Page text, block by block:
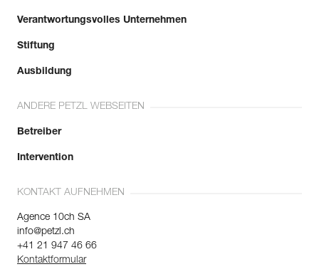
Verantwortungsvolles Unternehmen
Stiftung
Ausbildung
ANDERE PETZL WEBSEITEN
Betreiber
Intervention
KONTAKT AUFNEHMEN
Agence 10ch SA
info@petzl.ch
+41 21 947 46 66
Kontaktformular